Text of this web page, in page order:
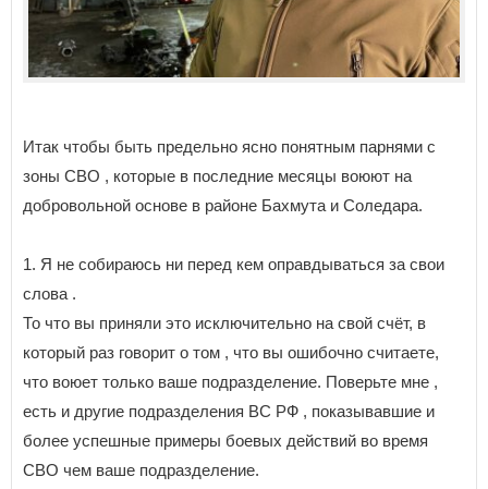
Итак чтобы быть предельно ясно понятным парнями с
зоны СВО , которые в последние месяцы воюют на
добровольной основе в районе Бахмута и Соледара.
1. Я не собираюсь ни перед кем оправдываться за свои
слова .
То что вы приняли это исключительно на свой счёт, в
который раз говорит о том , что вы ошибочно считаете,
что воюет только ваше подразделение. Поверьте мне ,
есть и другие подразделения ВС РФ , показывавшие и
более успешные примеры боевых действий во время
СВО чем ваше подразделение.